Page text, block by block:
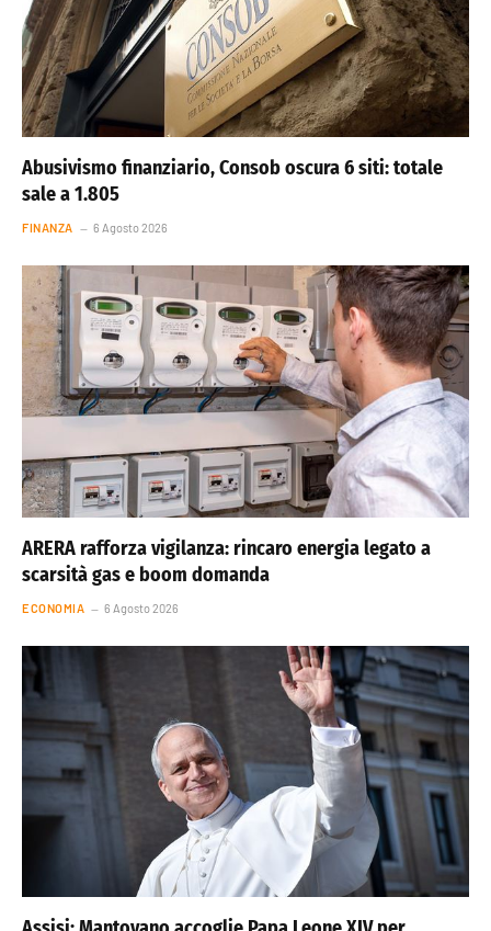
Abusivismo finanziario, Consob oscura 6 siti: totale
sale a 1.805
FINANZA 6 Agosto 2026
ARERA rafforza vigilanza: rincaro energia legato a
scarsità gas e boom domanda
ECONOMIA 6 Agosto 2026